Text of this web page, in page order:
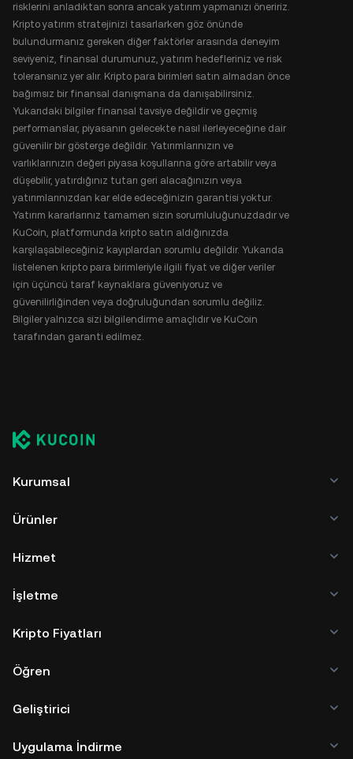
risklerini anladıktan sonra ancak yatırım yapmanızı öneririz.
Kripto yatırım stratejinizi tasarlarken göz önünde
bulundurmanız gereken diğer faktörler arasında deneyim
seviyeniz, finansal durumunuz, yatırım hedefleriniz ve risk
toleransınız yer alır. Kripto para birimleri satın almadan önce
bağımsız bir finansal danışmana da danışabilirsiniz.
Yukarıdaki bilgiler finansal tavsiye değildir ve geçmiş
performanslar, piyasanın gelecekte nasıl ilerleyeceğine dair
güvenilir bir gösterge değildir. Yatırımlarınızın ve
varlıklarınızın değeri piyasa koşullarına göre artabilir veya
düşebilir, yatırdığınız tutarı geri alacağınızın veya
yatırımlarınızdan kar elde edeceğinizin garantisi yoktur.
Yatırım kararlarınız tamamen sizin sorumluluğunuzdadır ve
KuCoin, platformunda kripto satın aldığınızda
karşılaşabileceğiniz kayıplardan sorumlu değildir. Yukarıda
listelenen kripto para birimleriyle ilgili fiyat ve diğer veriler
için üçüncü taraf kaynaklara güveniyoruz ve
güvenilirliğinden veya doğruluğundan sorumlu değiliz.
Bilgiler yalnızca sizi bilgilendirme amaçlıdır ve KuCoin
tarafından garanti edilmez.
Kurumsal
Ürünler
Hizmet
İşletme
Kripto Fiyatları
Öğren
Geliştirici
Uygulama İndirme